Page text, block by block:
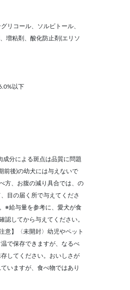
リコール、ソルビトール、
増粘剤、酸化防止剤(エリソ
以下
分による斑点は品質に問題
前後)の幼犬には与えないで
方、お腹の減り具合では、の
目の届く所で与えてくださ
※給与量を参考に、愛犬が食
認してから与えてください。
意】〈未開封〉幼児やペット
で保存できますが、なるべ
してください。おいしさが
いますが、食べ物ではあり